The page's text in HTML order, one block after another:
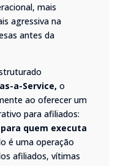
mais
agressiva na
antes da
a-Service, o
ao oferecer um
para afiliados:
quem executa
é uma operação
afiliados, vítimas